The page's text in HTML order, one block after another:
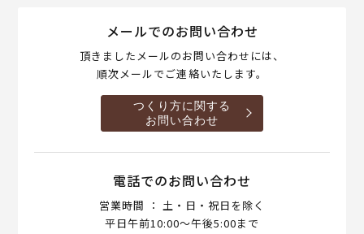
メールでのお問い合わせ
頂きましたメールのお問い合わせには、
順次メールでご連絡いたします。
つくり方に関する
お問い合わせ
電話でのお問い合わせ
営業時間 ： 土・日・祝日を除く
平日午前10:00～午後5:00まで